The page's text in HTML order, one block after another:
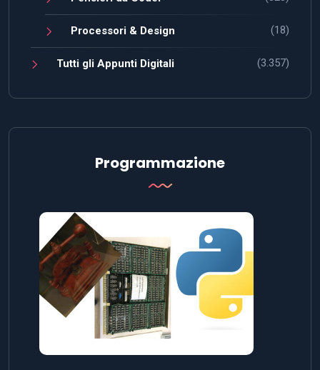
Processori & Design (18)
Tutti gli Appunti Digitali (3.357)
Programmazione